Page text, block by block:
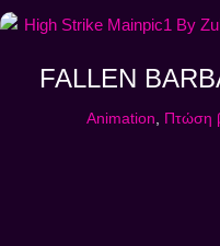
FALLEN
Animation Πτώση